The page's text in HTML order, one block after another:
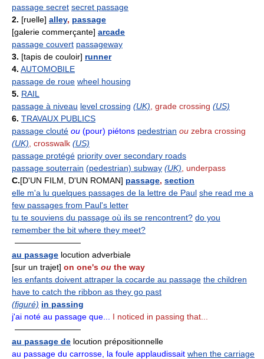
passage secret secret passage
2. [ruelle] alley, passage
[galerie commerçante] arcade
passage couvert passageway
3. [tapis de couloir] runner
4. AUTOMOBILE
passage de roue wheel housing
5. RAIL
passage à niveau level crossing (UK) , grade crossing (US)
6. TRAVAUX PUBLICS
passage clouté ou (pour) piétons pedestrian ou zebra crossing
(UK) , crosswalk (US)
passage protégé priority over secondary roads
passage souterrain (pedestrian) subway (UK) , underpass
C.[D'UN FILM, D'UN ROMAN] passage, section
elle m'a lu quelques passages de la lettre de Paul she read me a
few passages from Paul's letter
tu te souviens du passage où ils se rencontrent? do you
remember the bit where they meet?
————————
au passage locution adverbiale
[sur un trajet] on one's ou the way
les enfants doivent attraper la cocarde au passage the children
have to catch the ribbon as they go past
(figuré) in passing
j'ai noté au passage que...
I noticed in passing that...
————————
au passage de locution prépositionnelle
au passage du carrosse, la foule applaudissait when the carriage